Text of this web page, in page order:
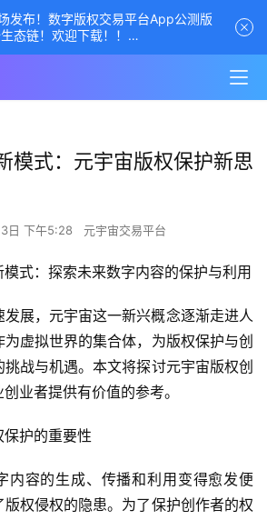
模式：元宇宙版权保护新思
日 下午5:28 元宇宙交易平台
式：探索未来数字内容的保护与利用
发展，元宇宙这一新兴概念逐渐走进人
虚拟世界的集合体，为版权保护与创
战与机遇。本文将探讨元宇宙版权创
业者提供有价值的参考。
护的重要性
内容的生成、传播和利用变得愈发便
权侵权的隐患。为了保护创作者的权
发布！数字版权交易平台App公测版
态链！欢迎下载！！
字版权交易平台